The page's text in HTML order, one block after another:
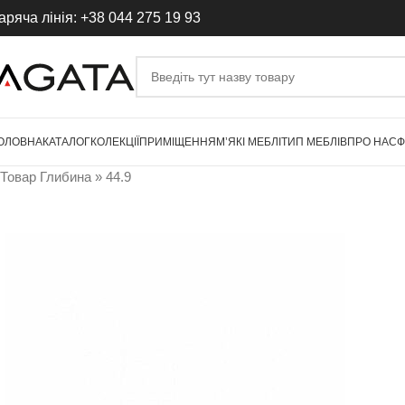
лінія: +38 044 275 19 93
КАТАЛОГКОЛЕКЦІЇ ПРИМІЩЕННЯ М’ЯКІ МЕБЛІ ТИП МЕБЛІВПРО НАС
Товар Глибина » 44.9